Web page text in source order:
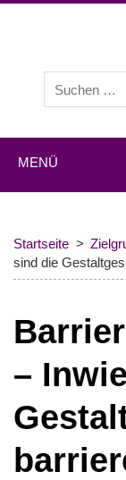
Experten
MENÜ
Startseite
sind die
–